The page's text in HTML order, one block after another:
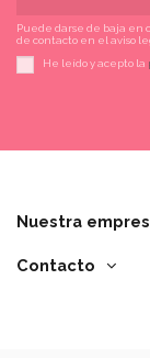
Puede darse de baja en
de contacto en el aviso
He leído y acepto la
Nuestra
Contacto